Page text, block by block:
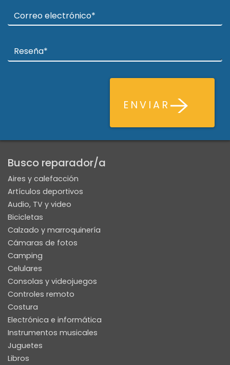
ENVIAR
Busco reparador/a
Aires y calefacción
Artículos deportivos
Audio, TV y video
Bicicletas
Calzado y marroquinería
Cámaras de fotos
Camping
Celulares
Consolas y videojuegos
Controles remoto
Costura
Electrónica e informática
Instrumentos musicales
Juguetes
Libros